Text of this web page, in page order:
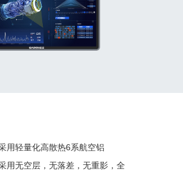
用轻量化高散热6系航空铝
用无空层，无落差，无重影，全